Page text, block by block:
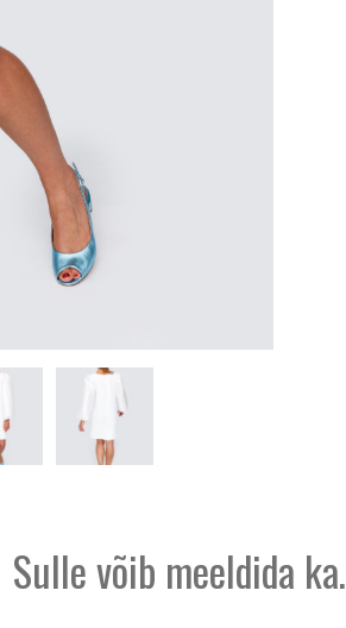
Sulle võib meeldida